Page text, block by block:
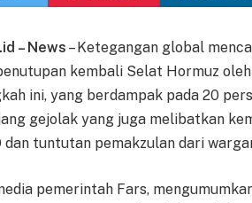
– News – Ketegangan global
kembali Selat Hormuz
ini, yang berdampak pada 20
gejolak yang juga melibatkan
tuntutan pemakzulan dari
pemerintah Fars,